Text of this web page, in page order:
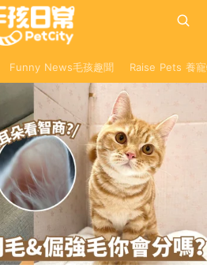
Funny News毛孩趣聞 Raise Pets 養